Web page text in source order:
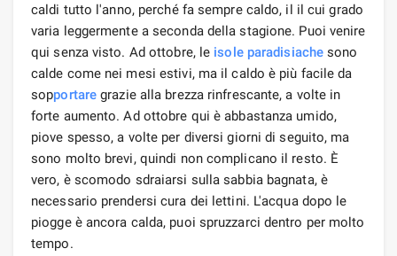
caldi tutto l'anno, perché fa sempre caldo, il il cui grado
varia leggermente a seconda della stagione. Puoi venire
qui senza visto. Ad ottobre, le isole paradisiache sono
calde come nei mesi estivi, ma il caldo è più facile da
sopportare grazie alla brezza rinfrescante, a volte in
forte aumento. Ad ottobre qui è abbastanza umido,
piove spesso, a volte per diversi giorni di seguito, ma
sono molto brevi, quindi non complicano il resto. È
vero, è scomodo sdraiarsi sulla sabbia bagnata, è
necessario prendersi cura dei lettini. L'acqua dopo le
piogge è ancora calda, puoi spruzzarci dentro per molto
tempo.